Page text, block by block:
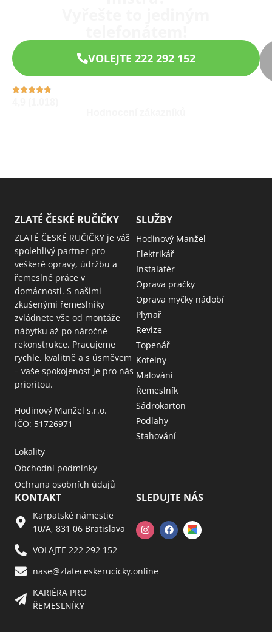
VOLEJTE 222 292 152
ZLATÉ ČESKÉ RUČIČKY
ZLATÉ ČESKÉ RUČIČKY je váš
spolehlivý partner pro
veškeré opravy, údržbu a
řemeslné práce v
domácnosti. S našimi
zkušenými řemeslníky
zvládnete vše od montáže
nábytku až po náročné
rekonstrukce. Pracujeme
rychle, kvalitně a s úsměvem
– vaše spokojenost je pro nás
prioritou.
Hodinový Manžel s.r.o.
IČO: 51726971
Lokality
Obchodní podmínky
Ochrana osobních údajů
SLUŽBY
Hodinový Manžel
Elektrikář
Instalatér
Oprava pračky
Oprava myčky nádobí
Plynař
Revize
Topenář
Kotelny
Malování
Řemeslník
Sádrokarton
Podlahy
Stahování
KONTAKT
Karpatské námestie
10/A, 831 06 Bratislava
VOLAJTE 222 292 152
nase@zlateceskerucicky.online
KARIÉRA PRO
ŘEMESLNÍKY
SLEDUJTE NÁS